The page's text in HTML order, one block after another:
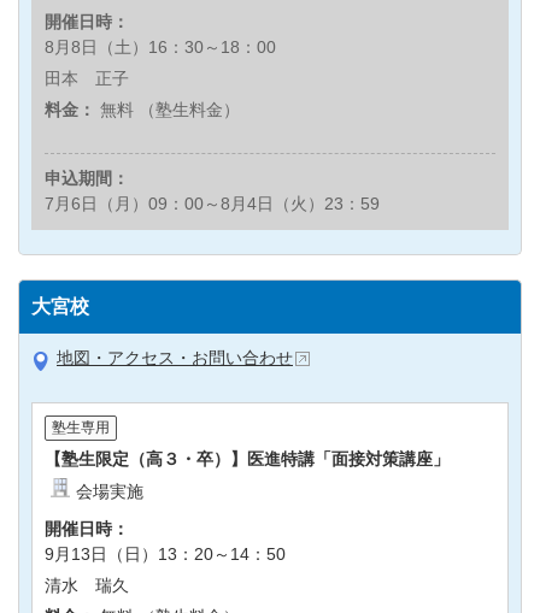
開催日時：
8月8日（土）16：30～18：00
田本 正子
料金： 無料 （塾生料金）
申込期間：
7月6日（月）09：00～8月4日（火）23：59
大宮校
地図・アクセス・お問い合わせ
塾生専用
【塾生限定（高３・卒）】医進特講「面接対策講座」
会場実施
開催日時：
9月13日（日）13：20～14：50
清水 瑞久